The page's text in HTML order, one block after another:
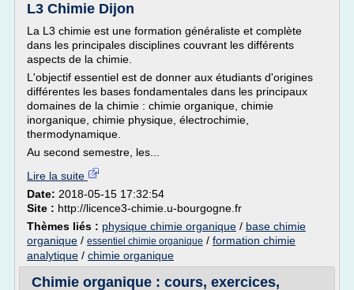
L3 Chimie Dijon
La L3 chimie est une formation généraliste et complète
dans les principales disciplines couvrant les différents
aspects de la chimie.
L'objectif essentiel est de donner aux étudiants d'origines
différentes les bases fondamentales dans les principaux
domaines de la chimie : chimie organique, chimie
inorganique, chimie physique, électrochimie,
thermodynamique.
Au second semestre, les...
Lire la suite
Date: 2018-05-15 17:32:54
Site : http://licence3-chimie.u-bourgogne.fr
Thèmes liés : physique chimie organique / base chimie
organique / essentiel chimie organique / formation chimie
analytique / chimie organique
Chimie organique : cours, exercices,